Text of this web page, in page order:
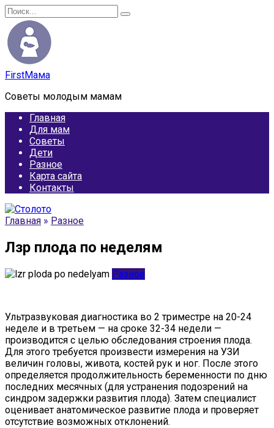
Перейти
к
содержанию
Search
for:
FirstМама
Советы молодым мамам
Главная
Для мам
Советы
Дети
Разное
Карта сайта
Контакты
Главная » Разное
Лзр плода по неделям
Разное
Ультразвуковая диагностика во 2 триместре на 20-24
неделе и в третьем — на сроке 32-34 недели —
производится c целью обследования строения плода.
Для этого требуется произвести измерения на УЗИ
величин головы, живота, костей рук и ног. После этого
определяется продолжительность беременности по дню
последних месячных (для устранения подозрений на
синдром задержки развития плода). Затем специалист
оценивает анатомическое развитие плода и проверяет
отсутствие возможных отклонений.